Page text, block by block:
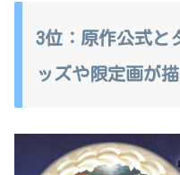
3位：原作公式と
ッズや限定画が